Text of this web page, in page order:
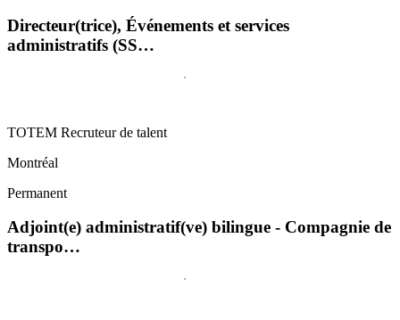
Directeur(trice), Événements et services
administratifs (SS…
TOTEM Recruteur de talent
Montréal
Permanent
Adjoint(e) administratif(ve) bilingue - Compagnie de
transpo…